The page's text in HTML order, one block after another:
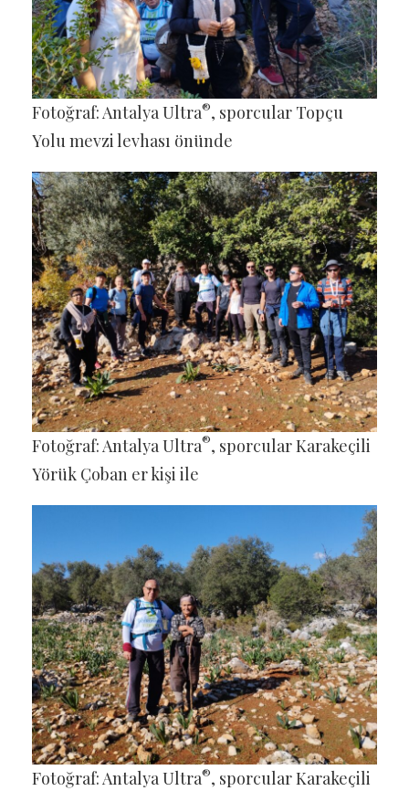
Fotoğraf: Antalya Ultra®, sporcular Topçu
Yolu mevzi levhası önünde
Fotoğraf: Antalya Ultra®, sporcular Karakeçili
Yörük Çoban er kişi ile
Fotoğraf: Antalya Ultra®, sporcular Karakeçili